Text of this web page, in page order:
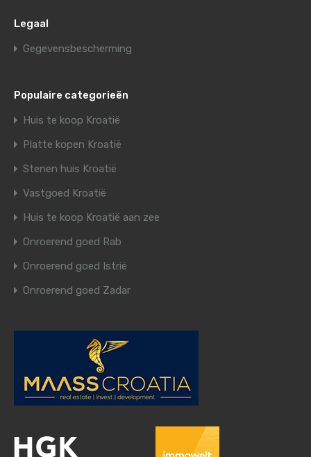
Legaal
Gegevensbescherming
Populaire categorieën
Huis te koop Kroatië
Platte kopen Kroatië
Stenen huis Kroatië
Vastgoed Kroatië
Huis te koop Kroatië aan zee
Onroerend goed Rab
Onroerend goed Istrië
Onroerend goed Zadar